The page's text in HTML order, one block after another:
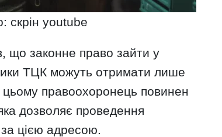
скрін youtube
що законне право зайти у
ТЦК можуть отримати лише
правоохоронець повинен
дозволяє проведення
цією адресою.